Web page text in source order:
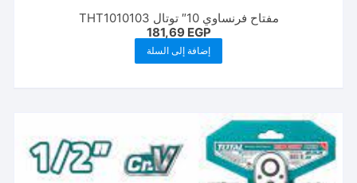
مفتاح فرنساوي 10″ توتال THT1010103
181,69 EGP
إضافة إلى السلة